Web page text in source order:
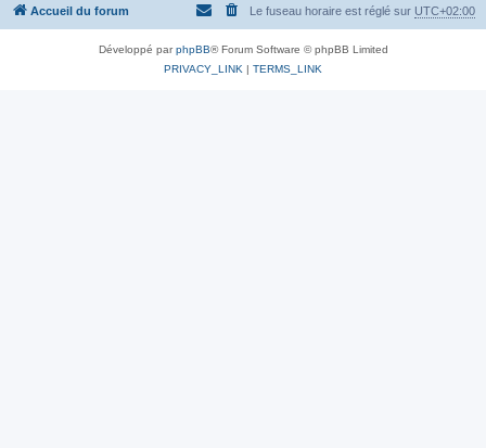
e
Accueil du forum Le fuseau horaire est réglé sur UTC+02:00
Développé parphpBB® Forum Software © phpBB Limited
PRIVACY_LINK | TERMS_LINK